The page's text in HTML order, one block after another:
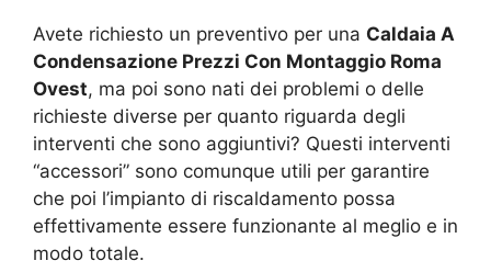
Avete richiesto un preventivo per una Caldaia A
Condensazione Prezzi Con Montaggio Roma
Ovest, ma poi sono nati dei problemi o delle
richieste diverse per quanto riguarda degli
interventi che sono aggiuntivi? Questi interventi
“accessori” sono comunque utili per garantire
che poi l’impianto di riscaldamento possa
effettivamente essere funzionante al meglio e in
modo totale.